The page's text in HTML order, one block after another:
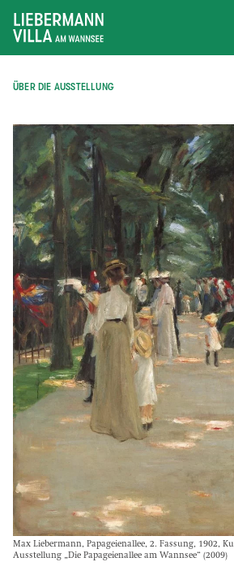
ÜBER DIE AUSSTELLUNG
Max Liebermann, Papageienallee, 2. Fassung, 1902,
Ausstellung „Die Papageienallee am Wannsee“ (2009)